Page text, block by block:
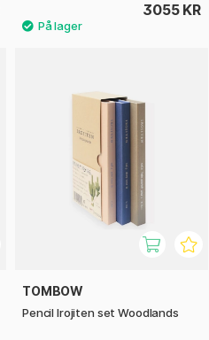
3055 KR
TOMBOW
Pencil Irojiten set Woodlands